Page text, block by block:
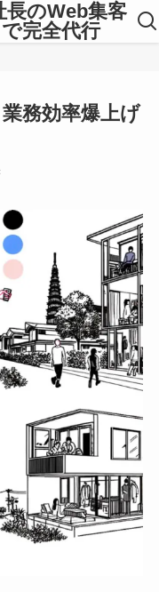
長のWeb集客
完全代行
務効率爆上げ